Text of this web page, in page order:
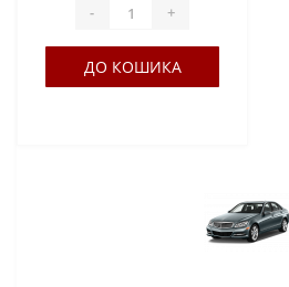
- +
ДО КОШИКА